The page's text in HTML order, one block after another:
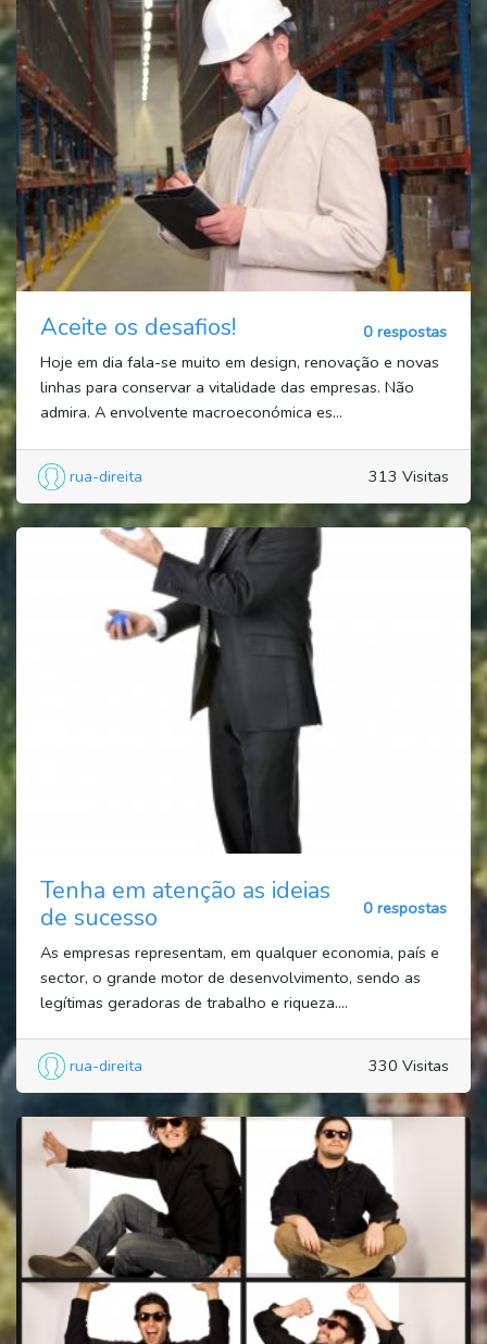
Aceite os desafios!
0 respostas
Hoje em dia fala-se muito em design, renovação e novas
linhas para conservar a vitalidade das empresas. Não
admira. A envolvente macroeconómica es...
rua-direita 313 Visitas
Tenha em atenção as ideias
de sucesso
0 respostas
As empresas representam, em qualquer economia, país e
sector, o grande motor de desenvolvimento, sendo as
legítimas geradoras de trabalho e riqueza....
rua-direita 330 Visitas